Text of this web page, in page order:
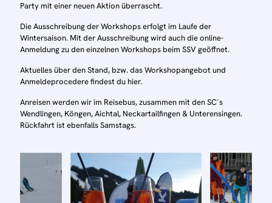
Party mit einer neuen Aktion überrascht.
Die Ausschreibung der Workshops erfolgt im Laufe der
Wintersaison. Mit der Ausschreibung wird auch die online-
Anmeldung zu den einzelnen Workshops beim SSV geöffnet.
Aktuelles über den Stand, bzw. das Workshopangebot und
Anmeldeprocedere findest du hier.
Anreisen werden wir im Reisebus, zusammen mit den SC´s
Wendlingen, Köngen, Aichtal, Neckartailfingen & Unterensingen.
Rückfahrt ist ebenfalls Samstags.